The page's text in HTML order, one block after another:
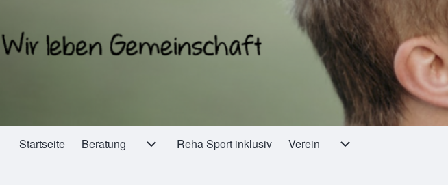
Hauptnavigation
Startseite Beratung
Unternavigation von Beratung
Reha Sport inklusiv Verein